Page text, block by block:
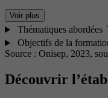
Voir plus
Thématiques abordées
Objectifs de la
Source : Onisep, 2023,
Découvrir